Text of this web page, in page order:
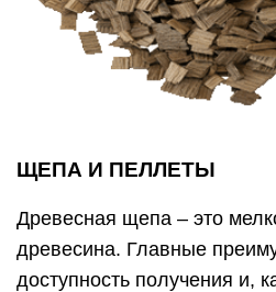
ЩЕПА И ПЕЛЛЕТЫ
Древесная щепа – это
древесина. Главные
доступность получения и,